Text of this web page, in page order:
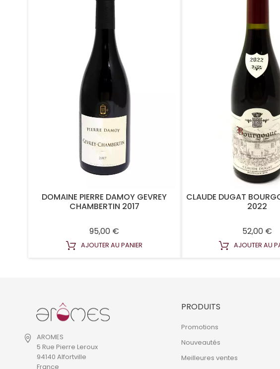
DOMAINE PIERRE DAMOY GEVREY
CHAMBERTIN 2017
95,00 €
AJOUTER AU PANIER
CLAUDE DUGAT
2022
52,00 €Prix
AJOUTER AU
AROMES
5 Rue Pierre Leroux
94140 Alfortville
France
PRODUITS
Promotions
Nouveautés
Meilleures ventes